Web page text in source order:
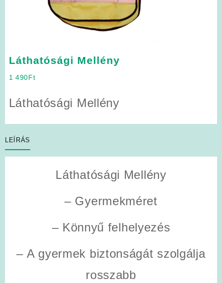
Láthatósági Mellény
1 490Ft
Láthatósági Mellény
LEÍRÁS
Láthatósági Mellény
– Gyermekméret
– Könnyű felhelyezés
– A gyermek biztonságát szolgálja
rosszabb